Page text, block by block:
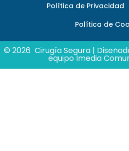
Política de Privacidad
Política de
© 2026 Cirugía Segura |
equipo Imedia